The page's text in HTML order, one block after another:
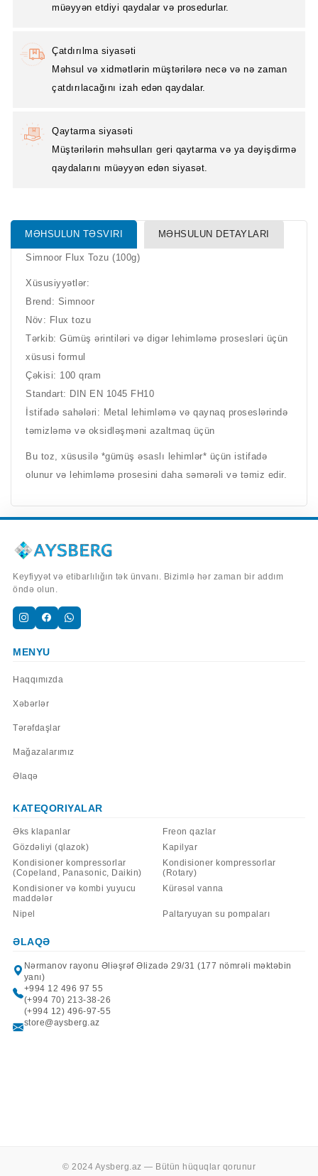
müəyyən etdiyi qaydalar və prosedurlar.
Çatdırılma siyasəti
Məhsul və xidmətlərin müştərilərə necə və nə zaman
çatdırılacağını izah edən qaydalar.
Qaytarma siyasəti
Müştərilərin məhsulları geri qaytarma və ya dəyişdirmə
qaydalarını müəyyən edən siyasət.
MƏHSULUN TƏSVIRI MƏHSULUN DETAYLARI
Simnoor Flux Tozu (100g)
Xüsusiyyətlər:
Brend: Simnoor
Növ: Flux tozu
Tərkib: Gümüş ərintiləri və digər lehimləmə prosesləri üçün
xüsusi formul
Çəkisi: 100 qram
Standart: DIN EN 1045 FH10
İstifadə sahələri: Metal lehimləmə və qaynaq proseslərində
təmizləmə və oksidləşməni azaltmaq üçün
Bu toz, xüsusilə *gümüş əsaslı lehimlər* üçün istifadə
olunur və lehimləmə prosesini daha səmərəli və təmiz edir.
Keyfiyyət və etibarlılığın tək ünvanı. Bizimlə hər zaman bir addım
öndə olun.
MENYU
Haqqımızda
Xəbərlər
Tərəfdaşlar
Mağazalarımız
Əlaqə
KATEQORIYALAR
Əks klapanlar
Freon qazlar
Gözdəliyi (qlazok)
Kapilyar
Kondisioner kompressorlar
(Copeland, Panasonic, Daikin)
Kondisioner kompressorlar
(Rotary)
Kondisioner və kombi yuyucu
maddələr
Kürəsəl vanna
Nipel Paltaryuyan su pompaları
ƏLAQƏ
Nərmanov rayonu Əliəşrəf Əlizadə 29/31 (177 nömrəli məktəbin
yanı)
+994 12 496 97 55
(+994 70) 213-38-26
(+994 12) 496-97-55
store@aysberg.az
© 2024 Aysberg.az — Bütün hüquqlar qorunur